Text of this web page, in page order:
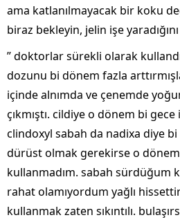
ama katlanılmayacak bir koku
biraz bekleyin, jelin işe
” doktorlar sürekli olarak
dozunu bi dönem fazla
içinde alnımda ve çenemde
çıkmıştı. cildiye o dönem bi
clindoxyl sabah da nadixa diye
dürüst olmak gerekirse o
kullanmadım. sabah sürdüğum
rahat olamıyordum yağlı
kullanmak zaten sıkıntılı.